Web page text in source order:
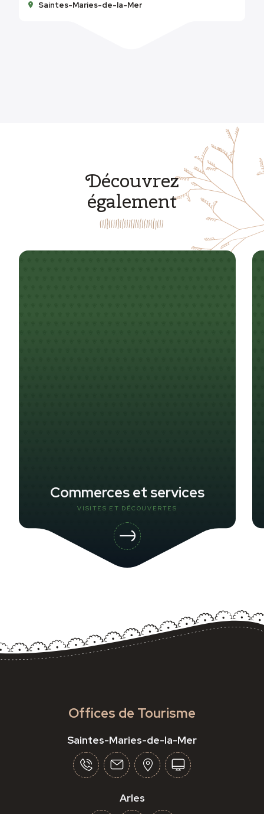
Saintes-Maries-de-la-Mer
Découvrez
également
Commerces et services
VISITES ET DÉCOUVERTES
Offices de Tourisme
Saintes-Maries-de-la-Mer
Arles